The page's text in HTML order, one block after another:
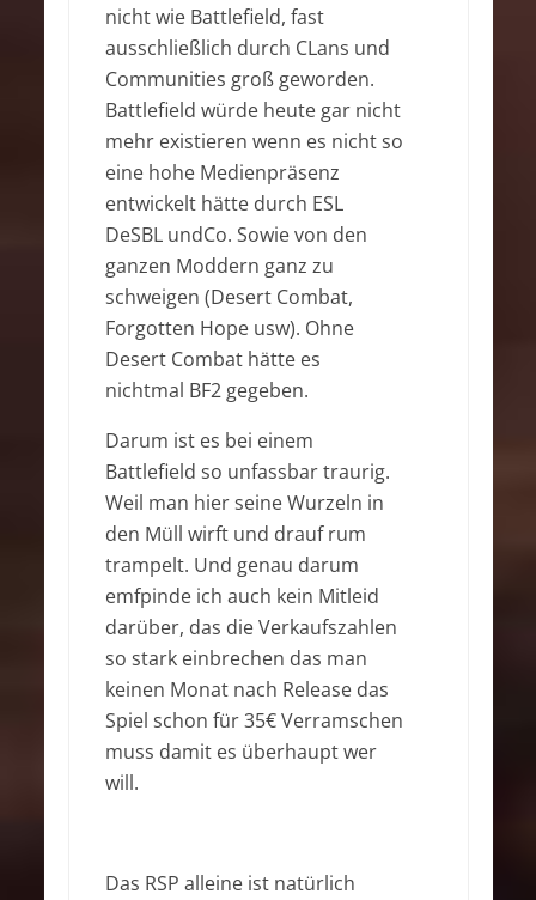
nicht wie Battlefield, fast
ausschließlich durch CLans und
Communities groß geworden.
Battlefield würde heute gar nicht
mehr existieren wenn es nicht so
eine hohe Medienpräsenz
entwickelt hätte durch ESL
DeSBL undCo. Sowie von den
ganzen Moddern ganz zu
schweigen (Desert Combat,
Forgotten Hope usw). Ohne
Desert Combat hätte es
nichtmal BF2 gegeben.
Darum ist es bei einem
Battlefield so unfassbar traurig.
Weil man hier seine Wurzeln in
den Müll wirft und drauf rum
trampelt. Und genau darum
emfpinde ich auch kein Mitleid
darüber, das die Verkaufszahlen
so stark einbrechen das man
keinen Monat nach Release das
Spiel schon für 35€ Verramschen
muss damit es überhaupt wer
will.
Das RSP alleine ist natürlich